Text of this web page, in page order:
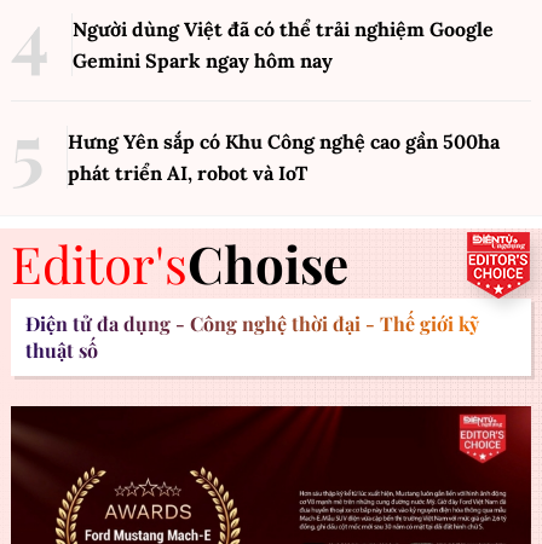
Người dùng Việt đã có thể trải nghiệm Google
Gemini Spark ngay hôm nay
Hưng Yên sắp có Khu Công nghệ cao gần 500ha
phát triển AI, robot và IoT
Editor'sChoise
Điện tử đa dụng - Công nghệ thời đại - Thế giới kỹ
thuật số